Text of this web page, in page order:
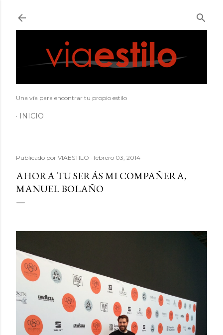
Una vía para encontrar tu propio estilo
INICIO
Publicado por VIAESTILO febrero 03, 2014
AHORA TU SERÁS MI COMPAÑERA,
MANUEL BOLAÑO